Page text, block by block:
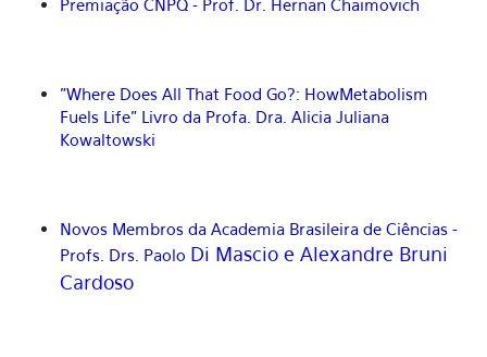
Premiação CNPQ - Prof. Dr. Hernan Chaimovich
"Where Does All That Food Go?: HowMetabolism
Fuels Life" Livro da Profa. Dra. Alicia Juliana
Kowaltowski
Novos Membros da Academia Brasileira de Ciências -
Profs. Drs. Paolo Di Mascio e Alexandre Bruni
Cardoso